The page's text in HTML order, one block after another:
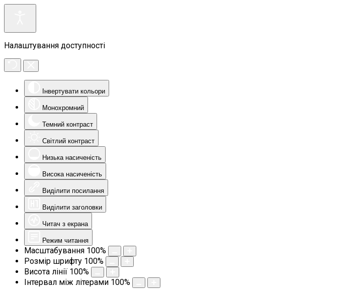
Налаштування доступності
Інвертувати кольори
Монохромний
Темний контраст
Світлий контраст
Низька насиченість
Висока насиченість
Виділити посилання
Виділити заголовки
Читач з екрана
Режим читання
Масштабування 100%
Розмір шрифту 100%
Висота лінії 100%
Інтервал між літерами 100%